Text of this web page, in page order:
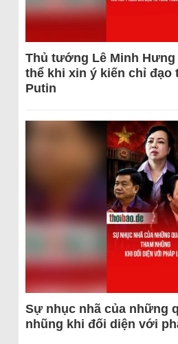
Thủ tướng Lê Minh
thể khi xin ý kiến chỉ đạo
Putin
Sự nhục nhã của những
nhũng khi đối diện với